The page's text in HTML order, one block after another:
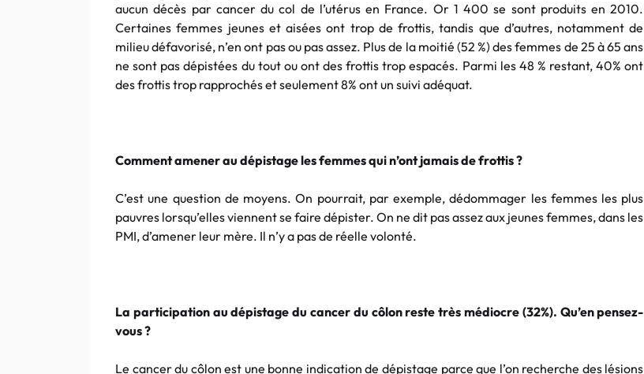
aucun décès par cancer du col de l’utérus en France. Or 1 400 se sont produits en 2010.
Certaines femmes jeunes et aisées ont trop de frottis, tandis que d’autres, notamment de
milieu défavorisé, n’en ont pas ou pas assez. Plus de la moitié (52 %) des femmes de 25 à 65 ans
ne sont pas dépistées du tout ou ont des frottis trop espacés. Parmi les 48 % restant, 40% ont
des frottis trop rapprochés et seulement 8% ont un suivi adéquat.
Comment amener au dépistage les femmes qui n’ont jamais de frottis ?
C’est une question de moyens. On pourrait, par exemple, dédommager les femmes les plus
pauvres lorsqu’elles viennent se faire dépister. On ne dit pas assez aux jeunes femmes, dans les
PMI, d’amener leur mère. Il n’y a pas de réelle volonté.
La participation au dépistage du cancer du côlon reste très médiocre (32%). Qu’en pensez-
vous ?
Le cancer du côlon est une bonne indication de dépistage parce que l’on recherche des lésions